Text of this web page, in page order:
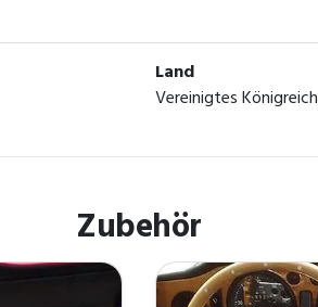
Land
Vereinigtes Königreich
Zubehör